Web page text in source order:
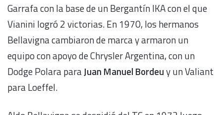
Garrafa con la base de un Bergantín IKA con el que
Vianini logró 2 victorias. En 1970, los hermanos
Bellavigna cambiaron de marca y armaron un
equipo con apoyo de Chrysler Argentina, con un
Dodge Polara paraJuan Manuel Bordeuy un Valiant
para Loeffel.